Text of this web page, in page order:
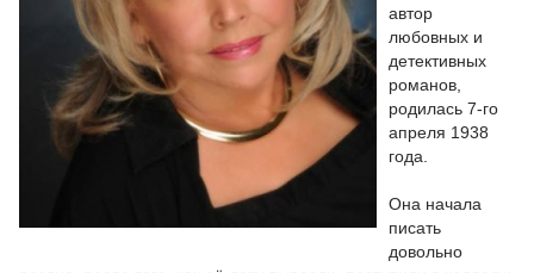
автор
любовных и
детективных
романов,
родилась 7-го
апреля 1938
года.
Она начала
писать
довольно